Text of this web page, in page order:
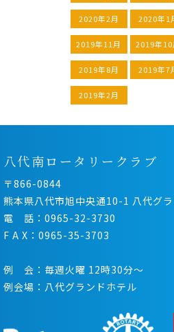
2020年2月 2020年1
2019年11月 2019年10
2019年8月 2019年7
2019年2月
八代南ロータリークラブ
〒866-0844
熊本県八代市旭中央通10-1 八代グ
電 話：0965-32-3730
F A X：0965-35-3703
例 会：毎週火曜 12時30分〜
例会場：八代グランドホテル